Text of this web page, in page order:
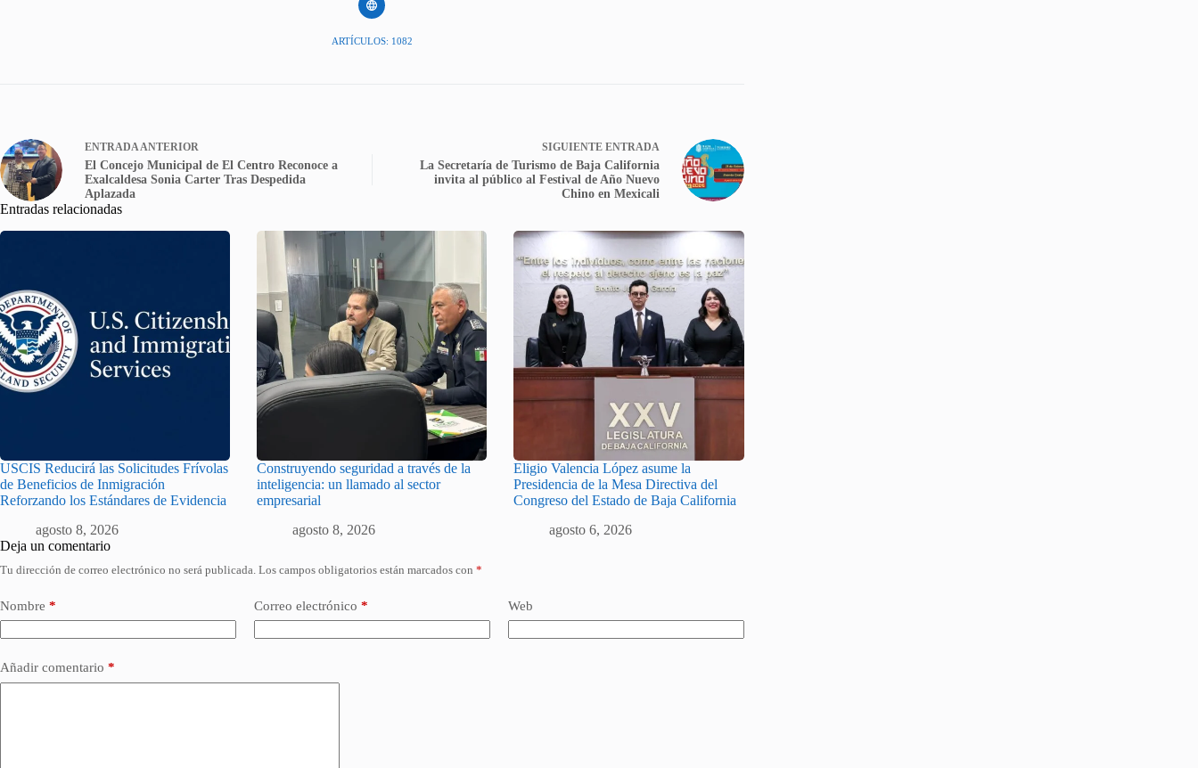
ARTÍCULOS: 1082
ENTRADAANTERIOR
El Concejo Municipal de El Centro Reconoce a
Exalcaldesa Sonia Carter Tras Despedida
Aplazada
SIGUIENTE ENTRADA
La Secretaría de Turismo de Baja California
invita al público al Festival de Año Nuevo
Chino en Mexicali
Entradas relacionadas
USCIS Reducirá las Solicitudes Frívolas
de Beneficios de Inmigración
Reforzando los Estándares de Evidencia
agosto 8, 2026
Construyendo seguridad a través de la
inteligencia: un llamado al sector
empresarial
agosto 8, 2026
Eligio Valencia López asume la
Presidencia de la Mesa Directiva del
Congreso del Estado de Baja California
agosto 6, 2026
Deja un comentario
Tu dirección de correo electrónico no será publicada. Los campos obligatorios están marcados con *
Nombre * Correo electrónico * Web
Añadir comentario *